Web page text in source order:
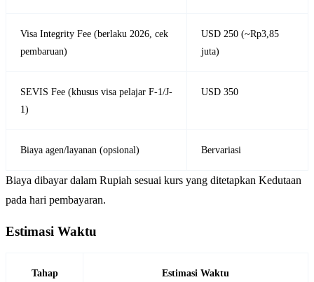
Visa Integrity Fee (berlaku 2026, cek
pembaruan)
USD 250 (~Rp3,85
juta)
SEVIS Fee (khusus visa pelajar F-1/J-
1)
USD 350
Biaya agen/layanan (opsional) Bervariasi
Biaya dibayar dalam Rupiah sesuai kurs yang ditetapkan Kedutaan
pada hari pembayaran.
Estimasi Waktu
Tahap Estimasi Waktu